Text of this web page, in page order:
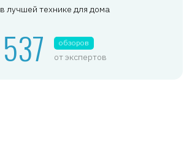
в лучшей технике для дома
537 обзоров
от экспертов